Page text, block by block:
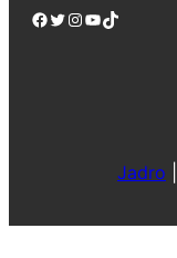
Facebook Twitter Instagram YouTube TikTok
Jadro